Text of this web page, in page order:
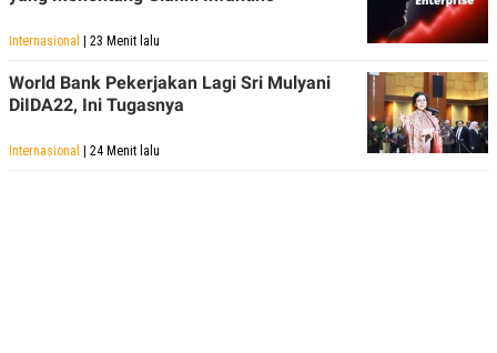
Internasional | 23 Menit lalu
World Bank Pekerjakan Lagi Sri Mulyani
DiIDA22, Ini Tugasnya
Internasional | 24 Menit lalu